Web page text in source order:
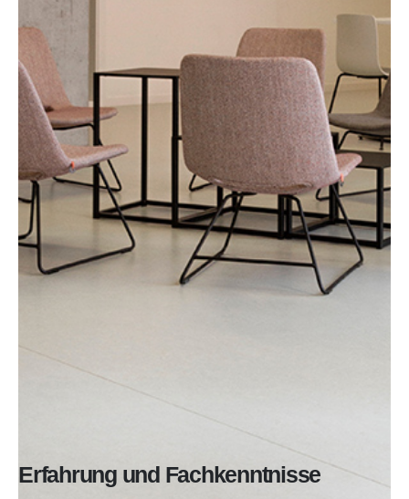
Erfahrung und Fachkenntnisse